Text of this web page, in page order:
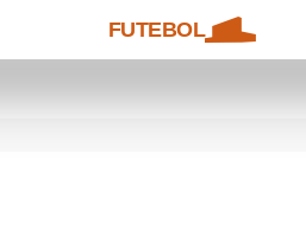
FUTEBOL